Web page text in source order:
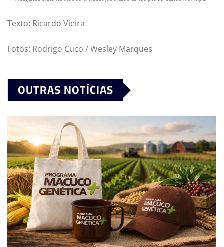
Texto: Ricardo Vieira
Fotos: Rodrigo Cuco / Wesley Marques
OUTRAS NOTÍCIAS